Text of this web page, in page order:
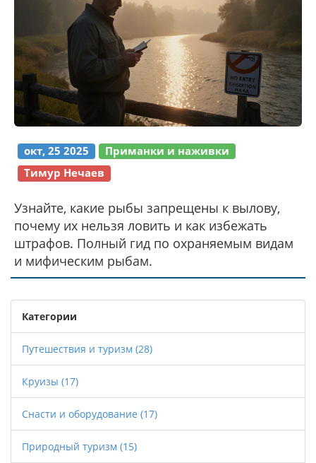
окт, 25 2025
Приманки и наживки
Тимур Нечаев
Узнайте, какие рыбы запрещены к вылову,
почему их нельзя ловить и как избежать
штрафов. Полный гид по охраняемым видам
и мифическим рыбам.
Категории
Путешествия и туризм (28)
Круизы (17)
Снасти и оборудование (17)
Природный туризм (15)